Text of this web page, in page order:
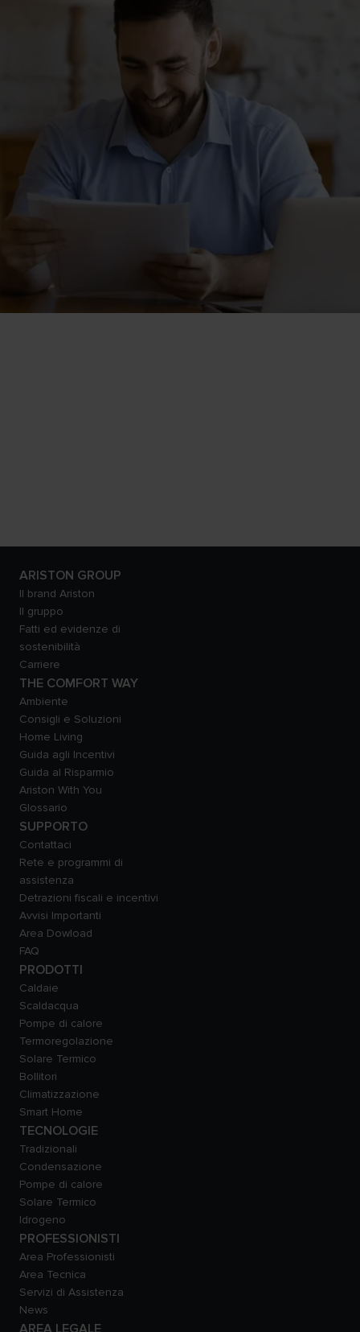
ARISTON GROUP
Il brand Ariston
Il gruppo
Fatti ed evidenze di
sostenibilità
Carriere
THE COMFORT WAY
Ambiente
Consigli e Soluzioni
Home Living
Guida agli Incentivi
Guida al Risparmio
Ariston With You
Glossario
SUPPORTO
Contattaci
Rete e programmi di
assistenza
Detrazioni fiscali e incentivi
Avvisi Importanti
Area Dowload
FAQ
PRODOTTI
Caldaie
Scaldacqua
Pompe di calore
Termoregolazione
Solare Termico
Bollitori
Climatizzazione
Smart Home
TECNOLOGIE
Tradizionali
Condensazione
Pompe di calore
Solare Termico
Idrogeno
PROFESSIONISTI
Area Professionisti
Area Tecnica
Servizi di Assistenza
News
AREA LEGALE